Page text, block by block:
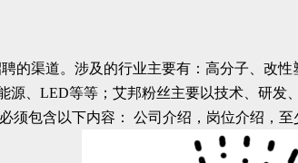
的渠道。涉及的行业主要有：高分子、改
、LED等等；艾邦粉丝主要以技术、研发
须包含以下内容： 公司介绍，岗位介绍，